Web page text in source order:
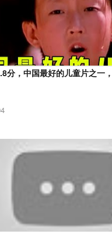
分，中国最好的儿童片之一